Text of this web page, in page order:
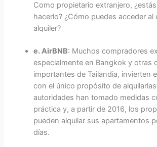
Como propietario extranjero,
hacerlo? ¿Cómo puedes acceder al
alquiler?
e. AirBNB: Muchos compradores
especialmente en Bangkok y otras
importantes de Tailandia, invierten
con el único propósito de
autoridades han tomado medidas
práctica y, a partir de 2016, los
pueden alquilar sus apartamentos
días.